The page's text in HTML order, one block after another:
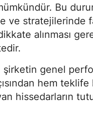
Bu
ve stratejilerinde
alınması
şirketin genel
hem teklife
hissedarların